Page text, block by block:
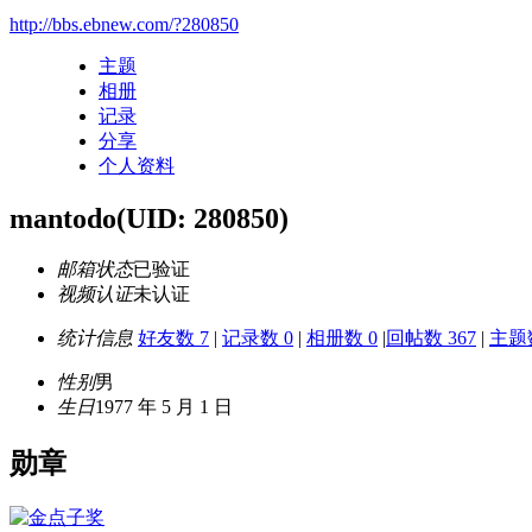
http://bbs.ebnew.com/?280850
主题
相册
记录
分享
个人资料
mantodo(UID: 280850)
邮箱状态已验证
视频认证未认证
统计信息 好友数 7 | 记录数 0 | 相册数 0 |回帖数 367 | 主题
性别男
生日1977 年 5 月 1 日
勋章